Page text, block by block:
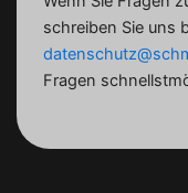
schreiben Sie uns
Fragen